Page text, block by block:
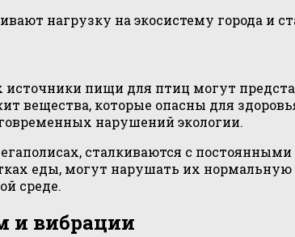
нагрузку на экосистему города и
источники пищи для птиц могут
вещества, которые опасны для
нарушений экологии.
сталкиваются с
еды, могут нарушать их
среде.
и вибрации